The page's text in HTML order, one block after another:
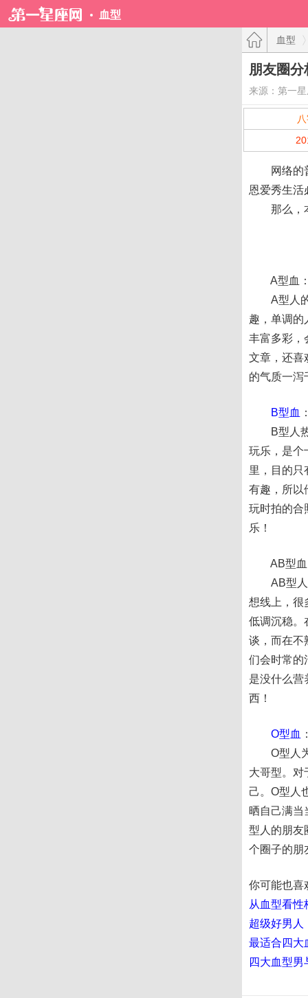
血型
血型
朋友圈
来源：第一
网络的普
恩爱秀生活
那么，
A型血：
A型人的
趣，单调的
丰富多彩，
文章，还喜
的气质一泻
B型血
B型人热
玩乐，是个
里，目的只
有趣，所以
玩时拍的合
乐！
AB型血
AB型人具
想线上，很
低调沉稳。
谈，而在不
们会时常的
是没什么营
西！
O型血
O型人为
大哥型。对
己。O型人
晒自己满当
型人的朋友
个圈子的朋
你可能也喜
从血型看性
超级好男人
最适合四大
四大血型